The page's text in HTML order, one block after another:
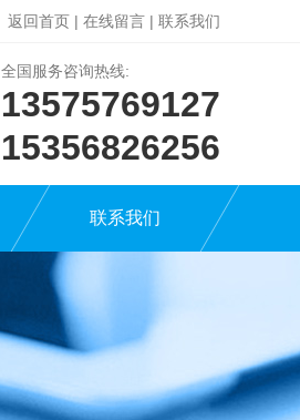
返回首页 | 在线留言 | 联系我们
全国服务咨询热线:
13575769127
15356826256
联系我们